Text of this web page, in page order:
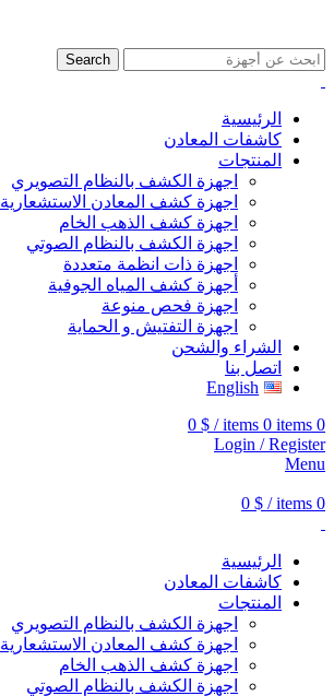
Search
الرئيسية
كاشفات المعادن
المنتجات
اجهزة الكشف بالنظام التصويري
اجهزة كشف المعادن الاستشعارية
اجهزة كشف الذهب الخام
اجهزة الكشف بالنظام الصوتي
اجهزة ذات انظمة متعددة
أجهزة كشف المياه الجوفية
اجهزة فحص منوعة
اجهزة التفتيش و الحماية
الشراء والشحن
اتصل بنا
English
0
items 0 items
/
0 $
Login / Register
Menu
0
items
/
0 $
الرئيسية
كاشفات المعادن
المنتجات
اجهزة الكشف بالنظام التصويري
اجهزة كشف المعادن الاستشعارية
اجهزة كشف الذهب الخام
اجهزة الكشف بالنظام الصوتي